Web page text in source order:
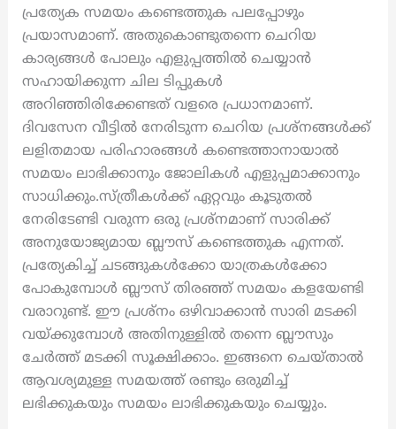
പ്രത്യേക സമയം കണ്ടെത്തുക പലപ്പോഴും
പ്രയാസമാണ്. അതുകൊണ്ടുതന്നെ ചെറിയ
കാര്യങ്ങൾ പോലും എളുപ്പത്തിൽ ചെയ്യാൻ
സഹായിക്കുന്ന ചില ടിപ്പുകൾ
അറിഞ്ഞിരിക്കേണ്ടത് വളരെ പ്രധാനമാണ്.
ദിവസേന വീട്ടിൽ നേരിടുന്ന ചെറിയ പ്രശ്നങ്ങൾക്ക്
ലളിതമായ പരിഹാരങ്ങൾ കണ്ടെത്താനായാൽ
സമയം ലാഭിക്കാനും ജോലികൾ എളുപ്പമാക്കാനും
സാധിക്കും.സ്ത്രീകൾക്ക് ഏറ്റവും കൂടുതൽ
നേരിടേണ്ടി വരുന്ന ഒരു പ്രശ്നമാണ് സാരിക്ക്
അനുയോജ്യമായ ബ്ലൗസ് കണ്ടെത്തുക എന്നത്.
പ്രത്യേകിച്ച് ചടങ്ങുകൾക്കോ യാത്രകൾക്കോ
പോകുമ്പോൾ ബ്ലൗസ് തിരഞ്ഞ് സമയം കളയേണ്ടി
വരാറുണ്ട്. ഈ പ്രശ്നം ഒഴിവാക്കാൻ സാരി മടക്കി
വയ്ക്കുമ്പോൾ അതിനുള്ളിൽ തന്നെ ബ്ലൗസും
ചേർത്ത് മടക്കി സൂക്ഷിക്കാം. ഇങ്ങനെ ചെയ്താൽ
ആവശ്യമുള്ള സമയത്ത് രണ്ടും ഒരുമിച്ച്
ലഭിക്കുകയും സമയം ലാഭിക്കുകയും ചെയ്യും.